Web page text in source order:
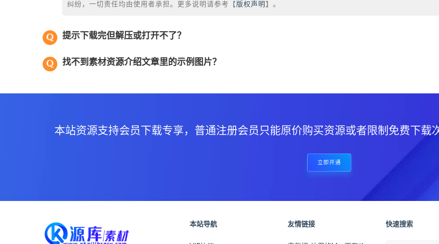
纠纷，一切责任均由使用者承担。更多说明请参考【 版权声明 】。
提示下载完但解压或打开不了？
找不到素材资源介绍文章里的示例图片？
本站资源支持会员下载专享，普通注册会员只能原价购买资源或者限制免费下载
立即开通
本站导航 友情链接 快速搜索